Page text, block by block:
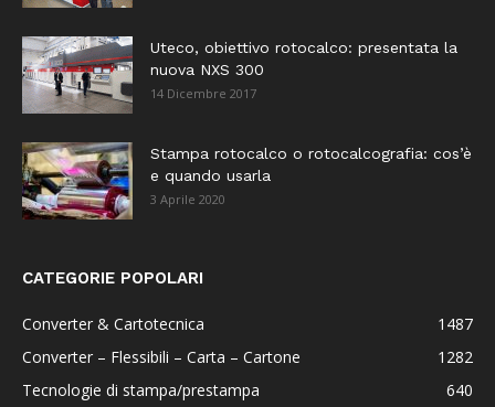
Uteco, obiettivo rotocalco: presentata la
nuova NXS 300
14 Dicembre 2017
Stampa rotocalco o rotocalcografia: cos’è
e quando usarla
3 Aprile 2020
CATEGORIE POPOLARI
Converter & Cartotecnica
1487
Converter – Flessibili – Carta – Cartone
1282
Tecnologie di stampa/prestampa
640